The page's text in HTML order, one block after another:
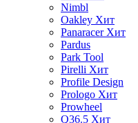
Nimbl
Oakley Хит
Panaracer Хит
Pardus
Park Tool
Pirelli Хит
Profile Design
Prologo Хит
Prowheel
Q36.5 Хит